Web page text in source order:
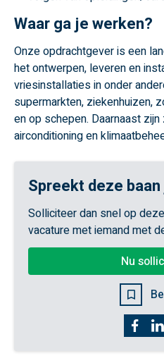
Waar ga je werken?
Onze opdrachtgever is een
het ontwerpen, leveren en
vriesinstallaties in onder
supermarkten, ziekenhuizen,
en op schepen. Daarnaast
airconditioning en
Spreekt deze
Solliciteer dan snel op
vacature met iemand met
Nu